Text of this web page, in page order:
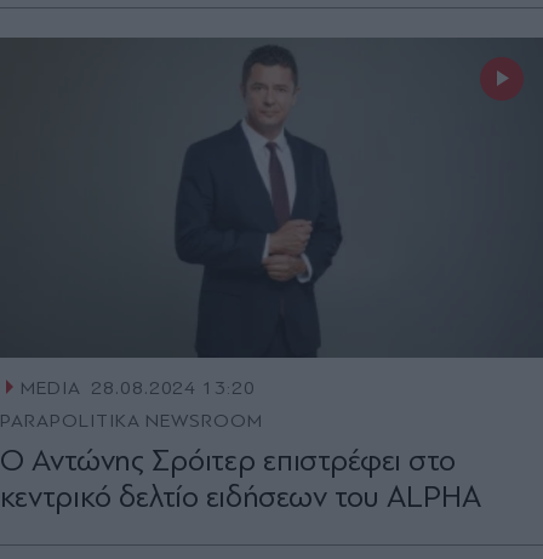
MEDIA 28.08.2024 13:20
PARAPOLITIKA NEWSROOM
Ο Αντώνης Σρόιτερ επιστρέφει στο
κεντρικό δελτίο ειδήσεων του ALPHA